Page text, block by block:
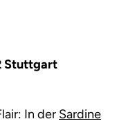
Stuttgart
In der Sardine